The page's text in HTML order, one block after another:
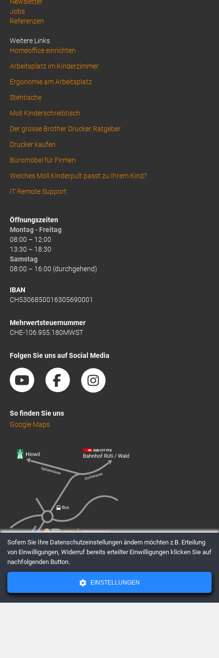
Footer
Jobs
Referenzen
Weitere Links
Homeoffice einrichten
Arbeitsplatz im Kinderzimmer
Ergonomie am Arbeitsplatz
Stehtische
Moll Kinderschreibtisch
Der grosse Brother Drucker Ratgeber
Drucker kaufen
Büromöbel für Firmen
Welches Moll Kinderpult passt zu Ihrem Kind?
IT Remote Support
Öffnungszeiten
Montag - Freitag
08:00 – 12:00
13:30 – 18:30
Samstag
08:00 – 16:00 (durchgehend)
IBAN
CH5306850016305690001
Mehrwertsteuernummer
CHE-106.955.180MWST
Folgen Sie uns auf Social Media
So finden Sie uns
Google Maps
AGBsDatenschutzImpressum
Sofern Sie Ihre Datenschutzeinstellungen ändern möchten z.B. Erteilung
von Einwilligungen, Widerruf bereits erteilter Einwilligungen klicken Sie auf
nachfolgenden Button.
EINSTELLUNGEN